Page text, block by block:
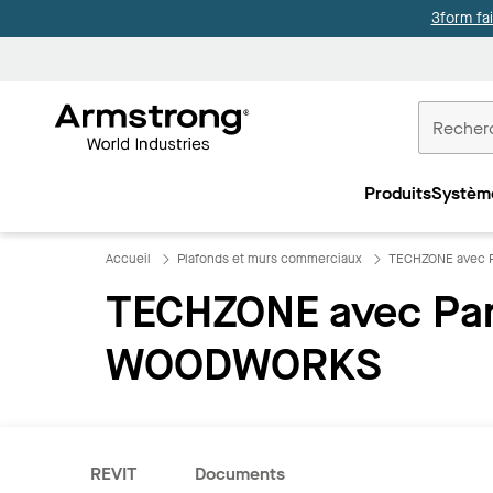
3form
Produits
Accueil Plafonds et murs commerciaux TECHZONE avec
TECHZONE avec
WOODWORKS
REVIT Documents